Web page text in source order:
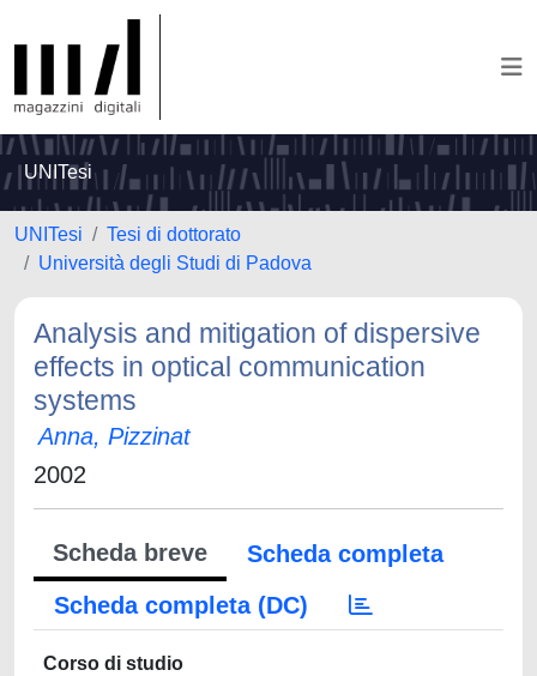
UNITesi
UNITesi
Tesi di dottorato
Università degli Studi di Padova
Analysis and mitigation of dispersive
effects in optical communication
systems
Anna, Pizzinat
2002
Scheda breve
Scheda completa
Scheda completa (DC)
Corso di studio